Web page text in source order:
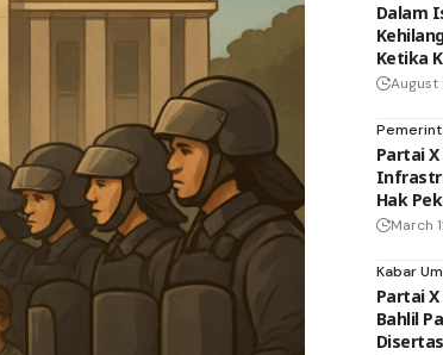
Dalam
Ketika
August
Partai
Hak
March
Kabar
Partai
Bahlil